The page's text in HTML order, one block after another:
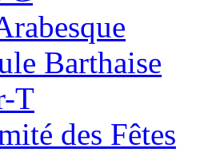
Barthaise
T
des Fêtes